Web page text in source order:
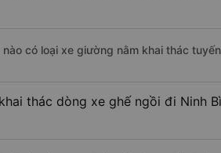
có loại xe giường nằm khai thác
thác dòng xe ghế ngồi đi Ninh